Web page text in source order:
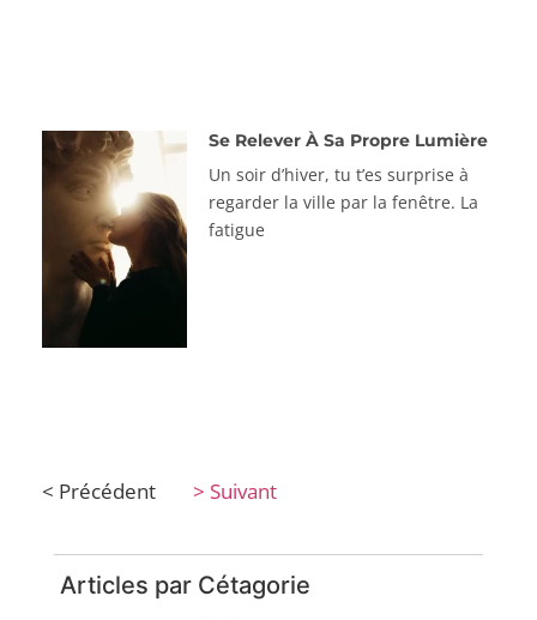
Se Relever À Sa Propre Lumière
Un soir d’hiver, tu t’es surprise à
regarder la ville par la fenêtre. La
fatigue
< Précédent > Suivant
Articles par Cétagorie